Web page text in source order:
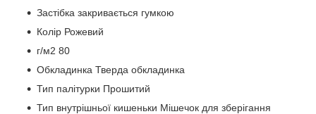
Застібка закривається гумкою
Колір Рожевий
г/м2 80
Обкладинка Тверда обкладинка
Тип палітурки Прошитий
Тип внутрішньої кишеньки Мішечок для зберігання